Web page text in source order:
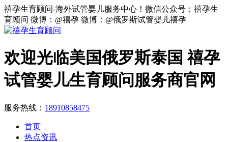
禧孕生育顾问-海外试管婴儿服务中心！微信公众号：禧孕生
育顾问 微博：@禧孕 微博：@俄罗斯试管婴儿禧孕
欢迎光临美国俄罗斯泰国 禧孕
试管婴儿生育顾问服务商官网
服务热线： 18910858475
首页
热点资讯